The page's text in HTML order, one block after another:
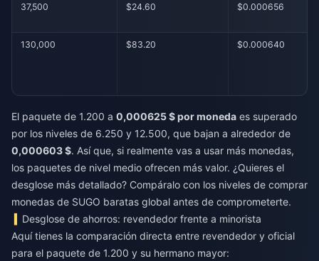
37,500 $24.60 $0.000656
130,000 $83.20 $0.000640
El paquete de 1.200 a 0,000625 $ por moneda es superado
por los niveles de 6.250 y 12.500, que bajan a alrededor de
0,000603 $. Así que, si realmente vas a usar más monedas,
los paquetes de nivel medio ofrecen más valor. ¿Quieres el
desglose más detallado? Compáralo con los niveles de comprar
monedas de SUGO baratas global antes de comprometerte.
Desglose de ahorros: revendedor frente a minorista
Aquí tienes la comparación directa entre revendedor y oficial
para el paquete de 1.200 y su hermano mayor: